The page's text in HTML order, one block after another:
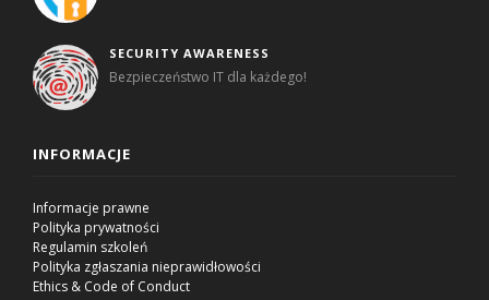
SECURITY AWARENESS
Bezpieczeństwo IT dla każdego!
INFORMACJE
Informacje prawne
Polityka prywatności
Regulamin szkoleń
Polityka zgłaszania nieprawidłowości
Ethics & Code of Conduct